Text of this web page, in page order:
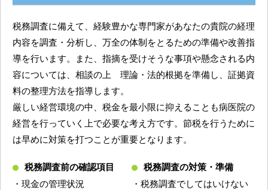
税務調査に備えて、経験豊かな専門家があなたの貴院の経理
内容を調査・分析し、万全の体制をとるための準備や改善指
導を行います。また、指摘を受けそうな事項や懸念される内
容については、相談の上 理論・法的根拠を準備し、証拠資
料の整理方法を指導します。
厳しい経営環境の中、税金を最小限に抑えることも病医院の
経営を行っていく上で必要な考え方です。節税を行うために
は早めに対策を打つことが重要となります。
税務調査前の確認項目
・現金の管理状況
税務調査の対策・準備
・税務調査でしてはいけない